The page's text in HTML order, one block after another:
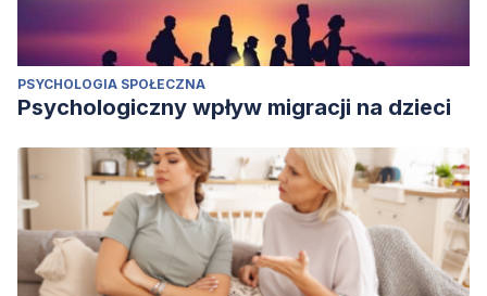
PSYCHOLOGIA SPOŁECZNA
Psychologiczny wpływ migracji na dzieci